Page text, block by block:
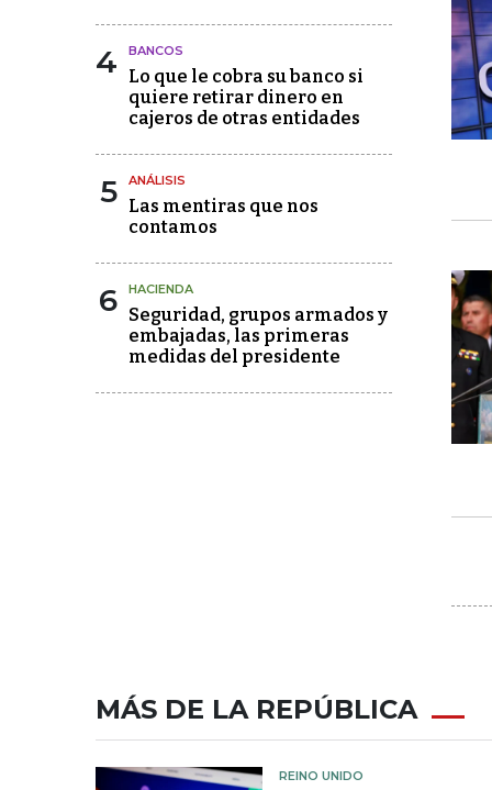
4 BANCOS
Lo que le cobra su banco si
quiere retirar dinero en
cajeros de otras entidades
5 ANÁLISIS
Las mentiras que nos
contamos
6 HACIENDA
Seguridad, grupos armados y
embajadas, las primeras
medidas del presidente
MÁS DE LA REPÚBLICA
REINO UNIDO